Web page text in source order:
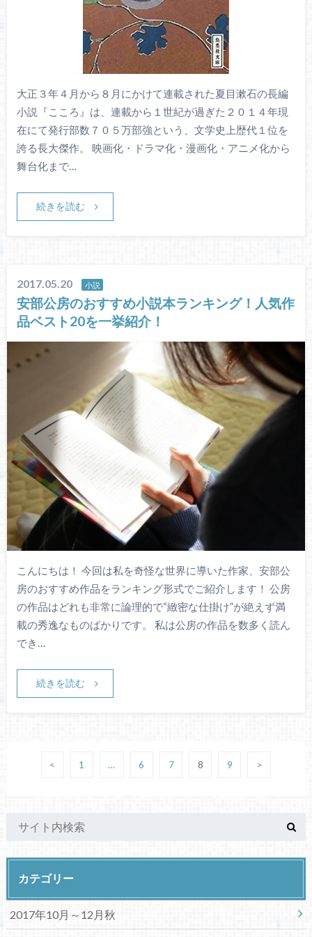
大正３年４月から８月にかけて連載された夏目漱石の長編
小説『こころ』は、連載から１世紀が過ぎた２０１４年現
在にて発行部数７０５万部強という、文学史上歴代１位を
誇る長大傑作。 映画化・ドラマ化・漫画化・アニメ化から
舞台化まで…
続きを読む
2017.05.20 小説
安部公房のおすすめ小説本ランキング！人気作
品ベスト20を一挙紹介！
こんにちは！ 今回は私を奇怪な世界に導いた作家、安部公
房のおすすめ作品をランキング形式でご紹介します！ 公房
の作品はどれも非常に論理的で“緻密な仕掛け”が絶えず満
載の秀逸なものばかりです。 私は公房の作品を数多く読ん
でき…
続きを読む
< 1 … 6 7 8 9 >
カテゴリー
2017年10月～12月秋